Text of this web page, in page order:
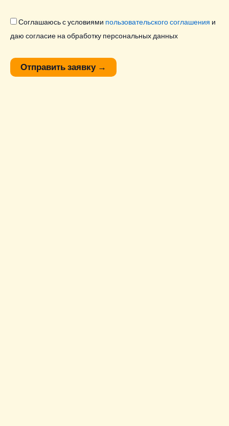
Соглашаюсь с условиями пользовательского соглашения и
даю согласие на обработку персональных данных
Отправить заявку →